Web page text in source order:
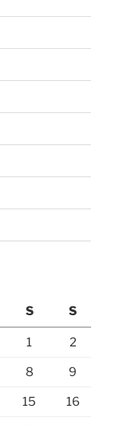
S S
1 2
8 9
15 16